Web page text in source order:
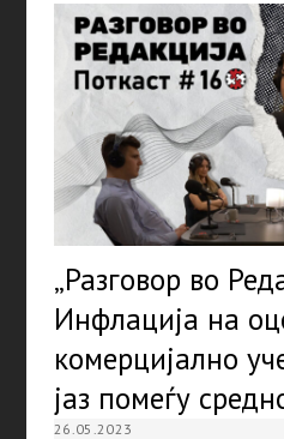
„Разговор во
Инфлација на
комерцијално
јаз помеѓу
26.05.2023